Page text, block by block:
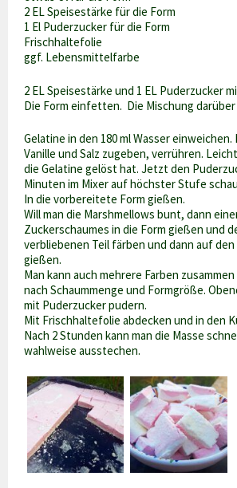
2 EL Speisestärke für die Form
1 El Puderzucker für die Form
Frischhaltefolie
ggf. Lebensmittelfarbe
2 EL Speisestärke und 1 EL Puderzucker
Die Form einfetten. Die Mischung
Gelatine in den 180 ml Wasser einweichen.
Vanille und Salz zugeben, verrühren.
die Gelatine gelöst hat. Jetzt den
Minuten im Mixer auf höchster Stufe
In die vorbereitete Form gießen.
Will man die Marshmellows bunt, dann
Zuckerschaumes in die Form gießen und
verbliebenen Teil färben und dann auf
gießen.
Man kann auch mehrere Farben
nach Schaummenge und Formgröße.
mit Puderzucker pudern.
Mit Frischhaltefolie abdecken und in den
Nach 2 Stunden kann man die Masse
wahlweise ausstechen.